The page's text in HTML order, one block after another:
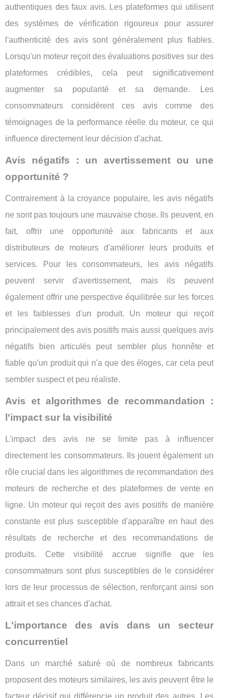
authentiques des faux avis. Les plateformes qui utilisent
des systèmes de vérification rigoureux pour assurer
l'authenticité des avis sont généralement plus fiables.
Lorsqu'un moteur reçoit des évaluations positives sur des
plateformes crédibles, cela peut significativement
augmenter sa popularité et sa demande. Les
consommateurs considèrent ces avis comme des
témoignages de la performance réelle du moteur, ce qui
influence directement leur décision d'achat.
Avis négatifs : un avertissement ou une
opportunité ?
Contrairement à la croyance populaire, les avis négatifs
ne sont pas toujours une mauvaise chose. Ils peuvent, en
fait, offrir une opportunité aux fabricants et aux
distributeurs de moteurs d'améliorer leurs produits et
services. Pour les consommateurs, les avis négatifs
peuvent servir d'avertissement, mais ils peuvent
également offrir une perspective équilibrée sur les forces
et les faiblesses d'un produit. Un moteur qui reçoit
principalement des avis positifs mais aussi quelques avis
négatifs bien articulés peut sembler plus honnête et
fiable qu'un produit qui n'a que des éloges, car cela peut
sembler suspect et peu réaliste.
Avis et algorithmes de recommandation :
l'impact sur la visibilité
L'impact des avis ne se limite pas à influencer
directement les consommateurs. Ils jouent également un
rôle crucial dans les algorithmes de recommandation des
moteurs de recherche et des plateformes de vente en
ligne. Un moteur qui reçoit des avis positifs de manière
constante est plus susceptible d'apparaître en haut des
résultats de recherche et des recommandations de
produits. Cette visibilité accrue signifie que les
consommateurs sont plus susceptibles de le considérer
lors de leur processus de sélection, renforçant ainsi son
attrait et ses chances d'achat.
L'importance des avis dans un secteur
concurrentiel
Dans un marché saturé où de nombreux fabricants
proposent des moteurs similaires, les avis peuvent être le